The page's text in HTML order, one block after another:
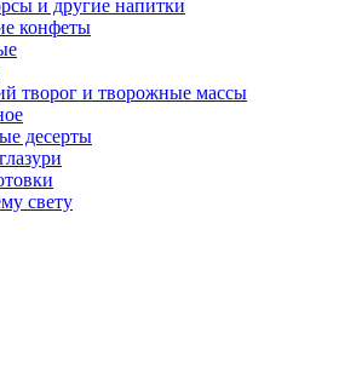
и другие напитки
конфеты
творог и творожные массы
десерты
свету